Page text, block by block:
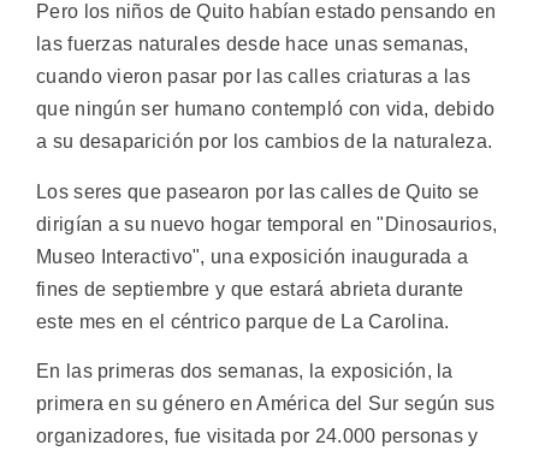
Pero los niños de Quito habían estado pensando en
las fuerzas naturales desde hace unas semanas,
cuando vieron pasar por las calles criaturas a las
que ningún ser humano contempló con vida, debido
a su desaparición por los cambios de la naturaleza.
Los seres que pasearon por las calles de Quito se
dirigían a su nuevo hogar temporal en "Dinosaurios,
Museo Interactivo", una exposición inaugurada a
fines de septiembre y que estará abrieta durante
este mes en el céntrico parque de La Carolina.
En las primeras dos semanas, la exposición, la
primera en su género en América del Sur según sus
organizadores, fue visitada por 24.000 personas y